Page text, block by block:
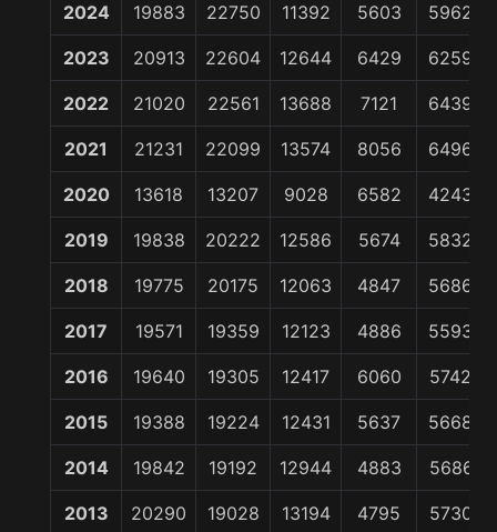
2024 19883 22750 11392 5603 59628
2023 20913 22604 12644 6429 62590
2022 21020 22561 13688 7121 64390
2021 21231 22099 13574 8056 64960
2020 13618 13207 9028 6582 42435
2019 19838 20222 12586 5674 58320
2018 19775 20175 12063 4847 56860
2017 19571 19359 12123 4886 55939
2016 19640 19305 12417 6060 57422
2015 19388 19224 12431 5637 56680
2014 19842 19192 12944 4883 56861
2013 20290 19028 13194 4795 57307